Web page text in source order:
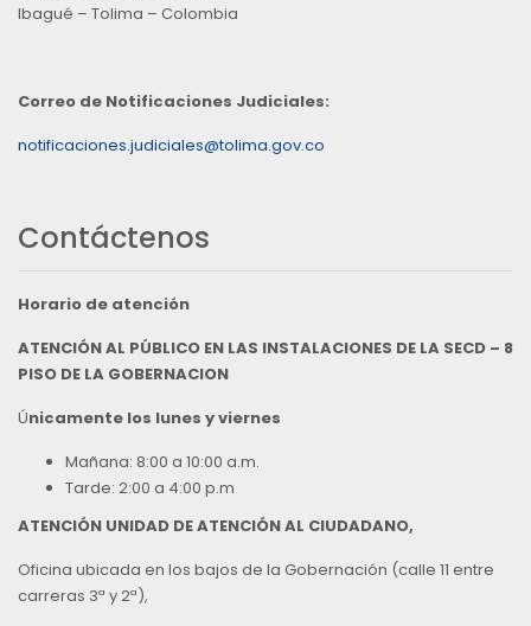
Ibagué – Tolima – Colombia
Correo de Notificaciones Judiciales:
notificaciones.judiciales@tolima.gov.co
Contáctenos
Horario de atención
ATENCIÓN AL PÚBLICO EN LAS INSTALACIONES DE LA SECD – 8
PISO DE LA GOBERNACION
Únicamente los lunes y viernes
Mañana: 8:00 a 10:00 a.m.
Tarde: 2:00 a 4:00 p.m
ATENCIÓN UNIDAD DE ATENCIÓN AL CIUDADANO,
Oficina ubicada en los bajos de la Gobernación (calle 11 entre
carreras 3ª y 2ª),